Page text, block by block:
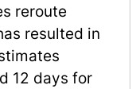
reroute
resulted in
12 days for